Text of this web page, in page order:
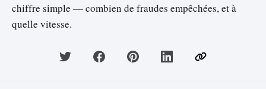
chiffre simple — combien de fraudes empêchées, et à
quelle vitesse.